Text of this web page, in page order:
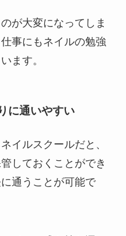
が大変になってしま
事にもネイルの勉強
ます。
に通いやすい
イルスクールだと、
しておくことができ
通うことが可能で